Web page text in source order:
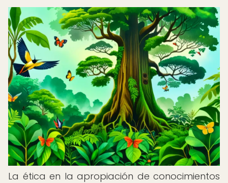
La ética en la apropiación de conocimientos